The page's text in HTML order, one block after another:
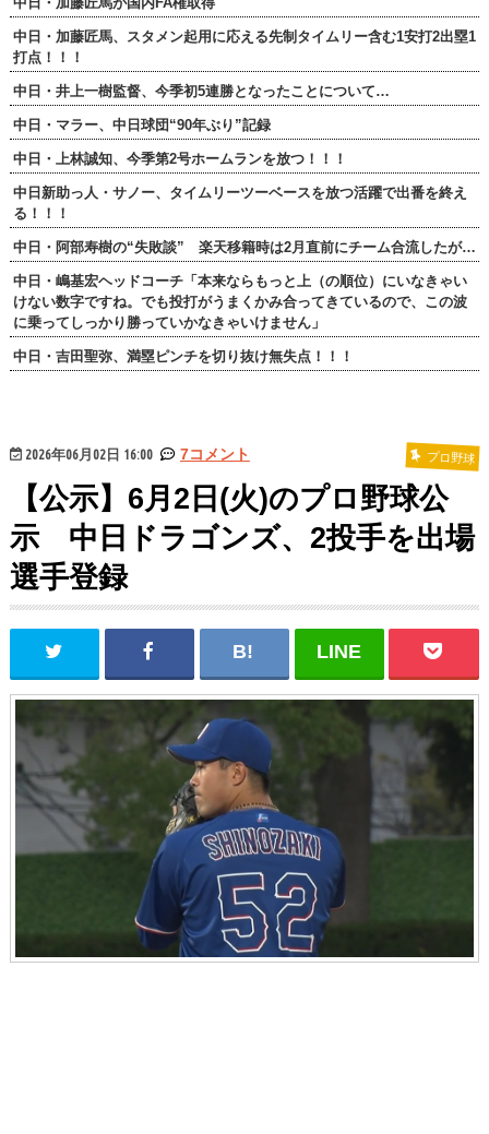
中日・加藤匠馬、スタメン起用に応える先制タイムリー含む1安打2出塁1
打点！！！
中日・井上一樹監督、今季初5連勝となったことについて…
中日・マラー、中日球団“90年ぶり”記録
中日・上林誠知、今季第2号ホームランを放つ！！！
中日新助っ人・サノー、タイムリーツーベースを放つ活躍で出番を終え
る！！！
中日・阿部寿樹の“失敗談” 楽天移籍時は2月直前にチーム合流したが…
中日・嶋基宏ヘッドコーチ「本来ならもっと上（の順位）にいなきゃい
けない数字ですね。でも投打がうまくかみ合ってきているので、この波
に乗ってしっかり勝っていかなきゃいけません」
中日・吉田聖弥、満塁ピンチを切り抜け無失点！！！
2026年06月02日 16:00 7コメント プロ野球
【公示】6月2日(火)のプロ野球公
示 中日ドラゴンズ、2投手を出場
選手登録